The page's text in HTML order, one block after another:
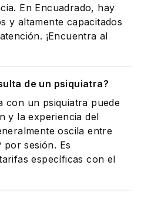
En Encuadrado, hay
y altamente capacitados
¡Encuentra al
de un psiquiatra?
con un psiquiatra puede
y la experiencia del
oscila entre
sesión. Es
específicas con el